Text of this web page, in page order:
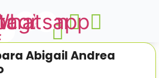
Abigail Andrea